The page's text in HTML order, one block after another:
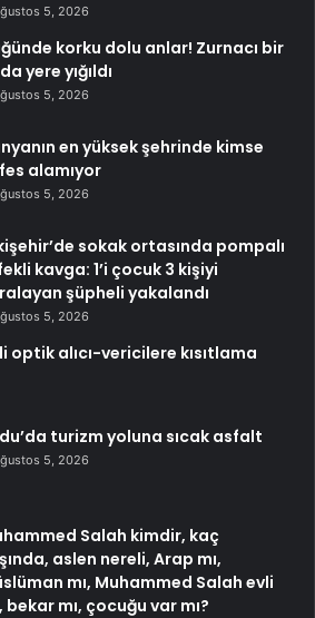
5, 2026
korku dolu anlar! Zurnacı bir
yere yığıldı
5, 2026
en yüksek şehrinde kimse
alamıyor
5, 2026
sokak ortasında pompalı
kavga: 1’i çocuk 3 kişiyi
şüpheli yakalandı
5, 2026
optik alıcı-vericilere kısıtlama
turizm yoluna sıcak asfalt
5, 2026
Salah kimdir, kaç
aslen nereli, Arap mı,
mı, Muhammed Salah evli
bekar mı, çocuğu var mı?